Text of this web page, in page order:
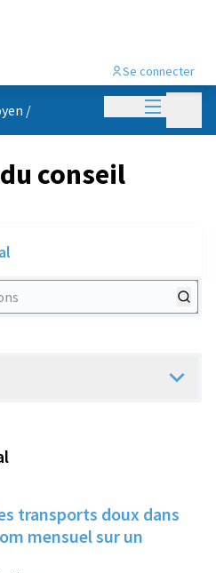
Menu
Se connecter
/
conseil
transports doux dans
mensuel sur un